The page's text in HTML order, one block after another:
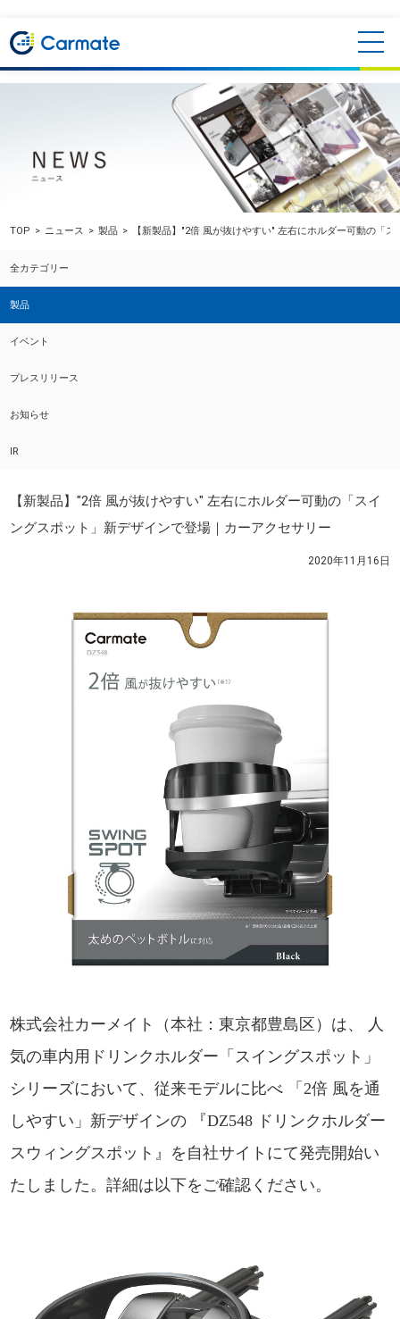
TOP ニュース 製品 【新製品】"2倍 風が抜けやすい" 左右にホルダー可動の「
全カテゴリー
製品
イベント
プレスリリース
お知らせ
IR
【新製品】"2倍 風が抜けやすい" 左右にホルダー可動の「スイ
ングスポット」新デザインで登場｜カーアクセサリー
2020年11月16日
株式会社カーメイト（本社：東京都豊島区）は、 人
気の車内用ドリンクホルダー「スイングスポット」
シリーズにおいて、従来モデルに比べ 「2倍 風を通
しやすい」新デザインの 『DZ548 ドリンクホルダー
スウィングスポット』を自社サイトにて発売開始い
たしました。詳細は以下をご確認ください。